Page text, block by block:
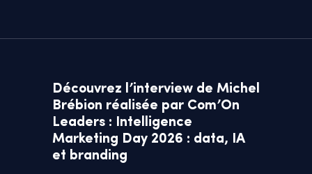
Découvrez l’interview de Michel
Brébion réalisée par Com’On
Leaders : Intelligence
Marketing Day 2026 : data, IA
et branding